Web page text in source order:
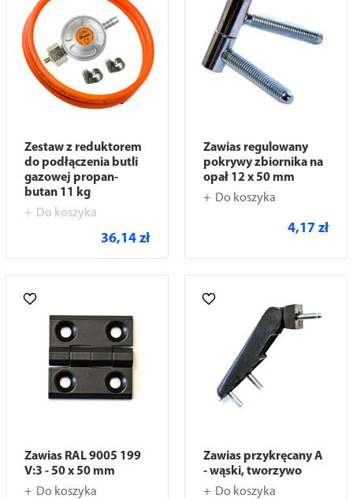
Zestaw z reduktorem
do podłączenia butli
gazowej propan-
butan 11 kg
Do koszyka
36,14 zł
Zawias regulowany
pokrywy zbiornika na
opał 12 x 50 mm
Do koszyka
4,17 zł
Zawias RAL 9005 199
V:3 - 50 x 50 mm
Do koszyka
Zawias przykręcany A
- wąski, tworzywo
Do koszyka